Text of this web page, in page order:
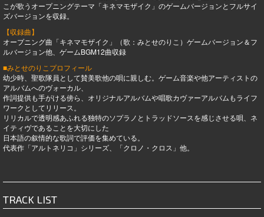
こが歌うオープニングテーマ「キネマモザイク」のゲームバージョンとフルサイ
ズバージョンを収録。
【収録曲】
オープニング曲「キネマモザイク」（歌：みとせのりこ）ゲームバージョン＆フ
ルバージョン他、ゲームBGM12曲収録
■みとせのりこプロフィール
幼少時、聖歌隊員として賛美歌他の唄に親しむ。ゲーム音楽や他アーティストの
アルバムへのヴォーカル、
作詞提供も手がける傍ら、オリジナルアルバムや唱歌カヴァーアルバムもライフ
ワークとしてリリース。
リリカルで透明感あふれる独特のソプラノとトラッドソースを感じさせる唄、ネ
イティヴであることを大切にした
日本語の叙情的な歌詞で評価を集めている。
代表作「アルトネリコ」シリーズ、「クロノ・クロス」他。
TRACK LIST